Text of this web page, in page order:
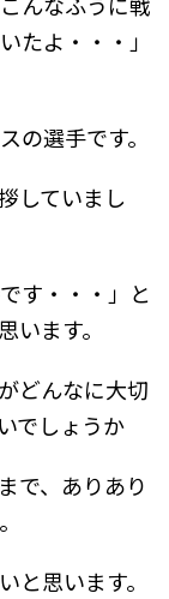
たよ・・・」
の選手です。
していまし
す・・・」と
います。
どんなに大切
でしょうか
で、ありあり
と思います。